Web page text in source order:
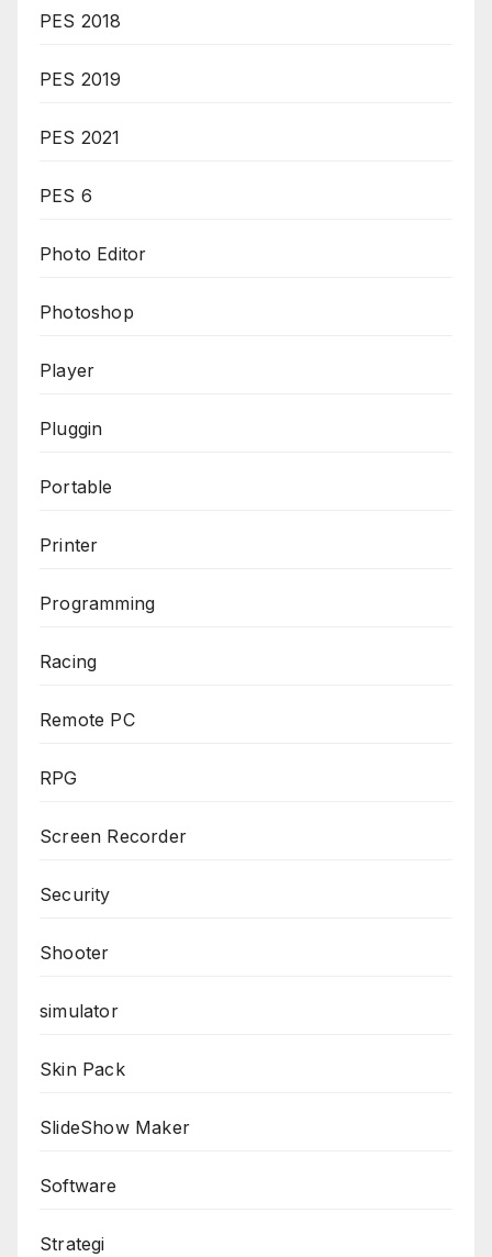
PES 2018
PES 2019
PES 2021
PES 6
Photo Editor
Photoshop
Player
Pluggin
Portable
Printer
Programming
Racing
Remote PC
RPG
Screen Recorder
Security
Shooter
simulator
Skin Pack
SlideShow Maker
Software
Strategi